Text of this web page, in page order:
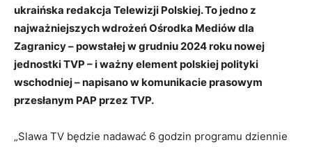
ukraińska redakcja Telewizji Polskiej. To jedno z
najważniejszych wdrożeń Ośrodka Mediów dla
Zagranicy – powstałej w grudniu 2024 roku nowej
jednostki TVP – i ważny element polskiej polityki
wschodniej – napisano w komunikacie prasowym
przesłanym PAP przez TVP.
„Slawa TV będzie nadawać 6 godzin programu dziennie